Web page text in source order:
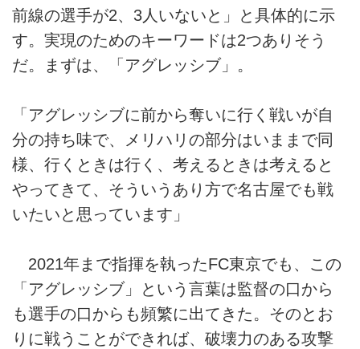
前線の選手が2、3人いないと」と具体的に示
す。実現のためのキーワードは2つありそう
だ。まずは、「アグレッシブ」。
「アグレッシブに前から奪いに行く戦いが自
分の持ち味で、メリハリの部分はいままで同
様、行くときは行く、考えるときは考えると
やってきて、そういうあり方で名古屋でも戦
いたいと思っています」
2021年まで指揮を執ったFC東京でも、この
「アグレッシブ」という言葉は監督の口から
も選手の口からも頻繁に出てきた。そのとお
りに戦うことができれば、破壊力のある攻撃